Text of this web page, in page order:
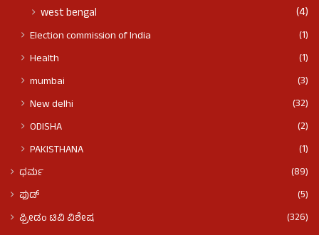
west bengal (4)
Election commission of India
(1)
Health
(1)
mumbai
(3)
New delhi
(32)
ODISHA
(2)
PAKISTHANA
(1)
ಧರ್ಮ
(89)
ಫುಡ್​​
(5)
ಫ್ರೀಡಂ ಟಿವಿ ವಿಶೇಷ
(326)